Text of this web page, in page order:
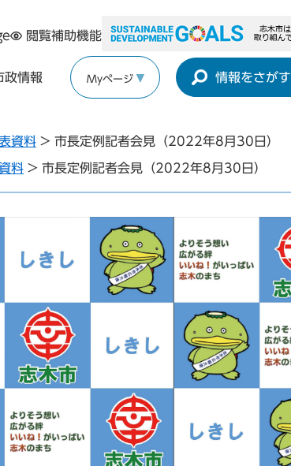
閲覧補助機能
政情報 Myページ 情報をさがす
資料 > 市長定例記者会見（2022年8月30日）
料 > 市長定例記者会見（2022年8月30日）